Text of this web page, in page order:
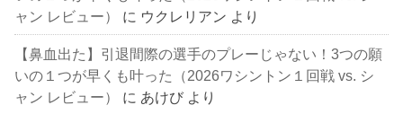
ャン レビュー）
に ウクレリアン より
【鼻血出た】引退間際の選手のプレーじゃない！3つの願
いの１つが早くも叶った（2026ワシントン１回戦 vs. シ
ャン レビュー）
に あけび より